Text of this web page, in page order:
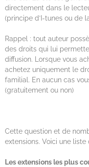
directement dans le
(principe d’I-tunes ou de
Rappel : tout auteur
des droits qui lui
diffusion. Lorsque vous
achetez uniquement le
familial. En aucun cas
(gratuitement ou non)
Cette question et de
extensions. Voici une
Les extensions les plus